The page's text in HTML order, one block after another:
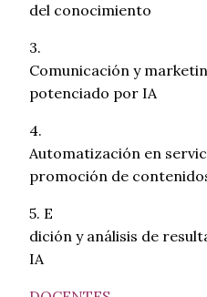
del conocimiento
3.
Comunicación y
potenciado por IA
4.
Automatización en
promoción de
5. E
dición y análisis de
IA